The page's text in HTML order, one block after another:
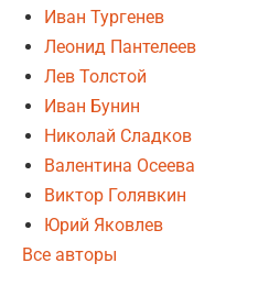
Иван Тургенев
Леонид Пантелеев
Лев Толстой
Иван Бунин
Николай Сладков
Валентина Осеева
Виктор Голявкин
Юрий Яковлев
Все авторы